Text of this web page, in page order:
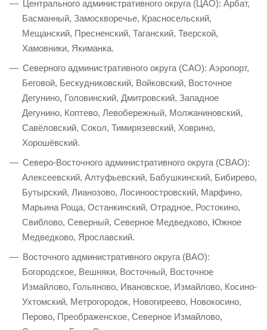
Центрального административного округа (ЦАО): Арбат,
Басманный, Замоскворечье, Красносельский,
Мещанский, Пресненский, Таганский, Тверской,
Хамовники, Якиманка.
Северного административного округа (САО): Аэропорт,
Беговой, Бескудниковский, Войковский, Восточное
Дегунино, Головинский, Дмитровский, Западное
Дегунино, Коптево, Левобережный, Молжаниновский,
Савёловский, Сокол, Тимирязевский, Ховрино,
Хорошёвский.
Северо-Восточного административного округа (СВАО):
Алексеевский, Алтуфьевский, Бабушкинский, Бибирево,
Бутырский, Лианозово, Лосиноостровский, Марфино,
Марьина Роща, Останкинский, Отрадное, Ростокино,
Свиблово, Северный, Северное Медведково, Южное
Медведково, Ярославский.
Восточного административного округа (ВАО):
Богородское, Вешняки, Восточный, Восточное
Измайлово, Гольяново, Ивановское, Измайлово, Косино-
Ухтомский, Метрогородок, Новогиреево, Новокосино,
Перово, Преображенское, Северное Измайлово,